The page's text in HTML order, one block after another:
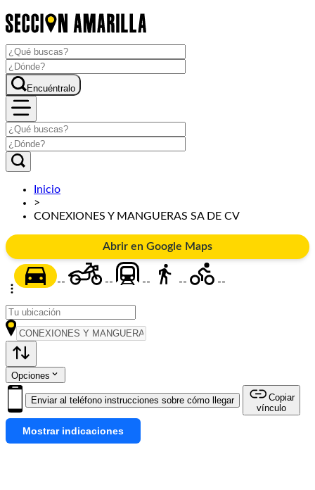
Encuéntralo
Inicio
>
CONEXIONES Y MANGUERAS SA DE CV
Abrir en Google Maps
-- -- -- -- --
Opciones
Enviar al teléfono instrucciones sobre cómo llegar
Copiar
vínculo
Mostrar indicaciones